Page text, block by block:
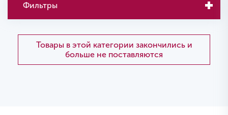
Фильтры
Товары в этой категории закончились и
больше не поставляются